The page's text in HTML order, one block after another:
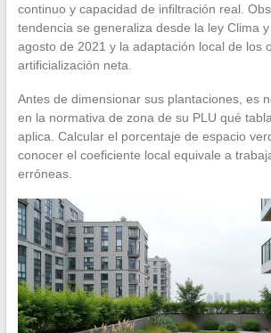
continuo y capacidad de infiltración real.
tendencia se generaliza desde la ley Clima
agosto de 2021 y la adaptación local de los
artificialización neta.
Antes de dimensionar sus plantaciones, es
en la normativa de zona de su PLU qué
aplica. Calcular el porcentaje de espacio
conocer el coeficiente local equivale a
erróneas.